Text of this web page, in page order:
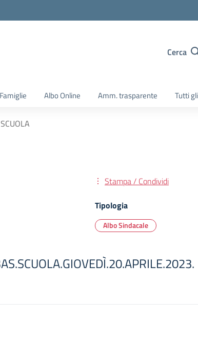
Cerca
Famiglie Albo Online Amm. trasparente Tutti
Stampa / Condividi
Tipologia
Albo Sindacale